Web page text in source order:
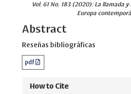
Vol. 61 No. 183 (2020): La llamada
Europa
Abstract
Reseñas bibliográficas
pdf
How to Cite